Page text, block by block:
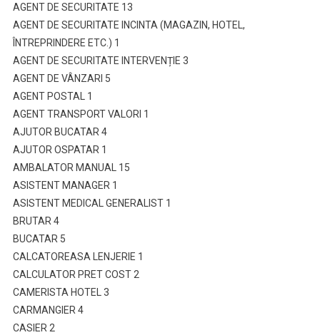
AGENT DE SECURITATE 13
AGENT DE SECURITATE INCINTA (MAGAZIN, HOTEL,
ÎNTREPRINDERE ETC.) 1
AGENT DE SECURITATE INTERVENȚIE 3
AGENT DE VÂNZARI 5
AGENT POSTAL 1
AGENT TRANSPORT VALORI 1
AJUTOR BUCATAR 4
AJUTOR OSPATAR 1
AMBALATOR MANUAL 15
ASISTENT MANAGER 1
ASISTENT MEDICAL GENERALIST 1
BRUTAR 4
BUCATAR 5
CALCATOREASA LENJERIE 1
CALCULATOR PRET COST 2
CAMERISTA HOTEL 3
CARMANGIER 4
CASIER 2